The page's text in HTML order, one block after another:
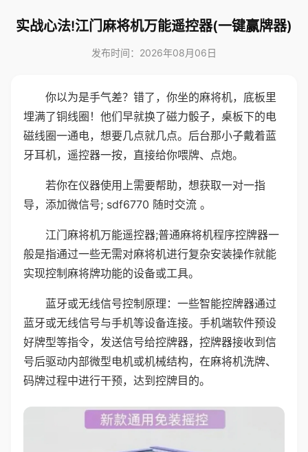
实战心法!江门麻将机万能遥控器(一键赢牌器)
发布时间：2026年08月06日
你以为是手气差？错了，你坐的麻将机，底板里
埋满了铜线圈！他们早就换了磁力骰子，桌板下的电
磁线圈一通电，想要几点就几点。后台那小子戴着蓝
牙耳机，遥控器一按，直接给你喂牌、点炮。
若你在仪器使用上需要帮助，想获取一对一指
导，添加微信号; sdf6770 随时交流 。
江门麻将机万能遥控器;普通麻将机程序控牌器一
般是指通过一些无需对麻将机进行复杂安装操作就能
实现控制麻将牌功能的设备或工具。
蓝牙或无线信号控制原理：一些智能控牌器通过
蓝牙或无线信号与手机等设备连接。手机端软件预设
好牌型等指令，发送信号给控牌器，控牌器接收到信
号后驱动内部微型电机或机械结构，在麻将机洗牌、
码牌过程中进行干预，达到控牌目的。